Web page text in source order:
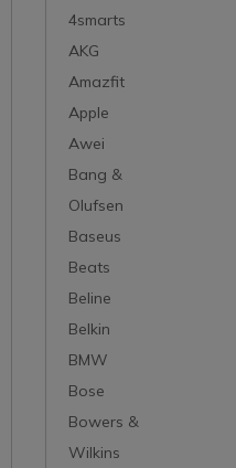
4smarts
AKG
Amazfit
Apple
Awei
Bang &
Olufsen
Baseus
Beats
Beline
Belkin
BMW
Bose
Bowers &
Wilkins